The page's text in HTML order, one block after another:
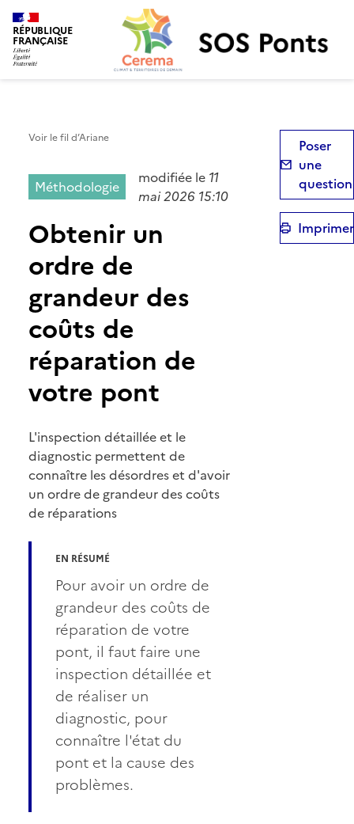
SOS Ponts
RÉPUBLIQUE
FRANÇAISE
Voir le fil d’Ariane
Méthodologie modifiée le 11
mai 2026 15:10
Obtenir un
ordre de
grandeur des
coûts de
réparation de
votre pont
L'inspection détaillée et le
diagnostic permettent de
connaître les désordres et d'avoir
un ordre de grandeur des coûts
de réparations
EN RÉSUMÉ
Pour avoir un ordre de
grandeur des coûts de
réparation de votre
pont, il faut faire une
inspection détaillée et
de réaliser un
diagnostic, pour
connaître l'état du
pont et la cause des
problèmes.
Poser
une
question
Imprimer